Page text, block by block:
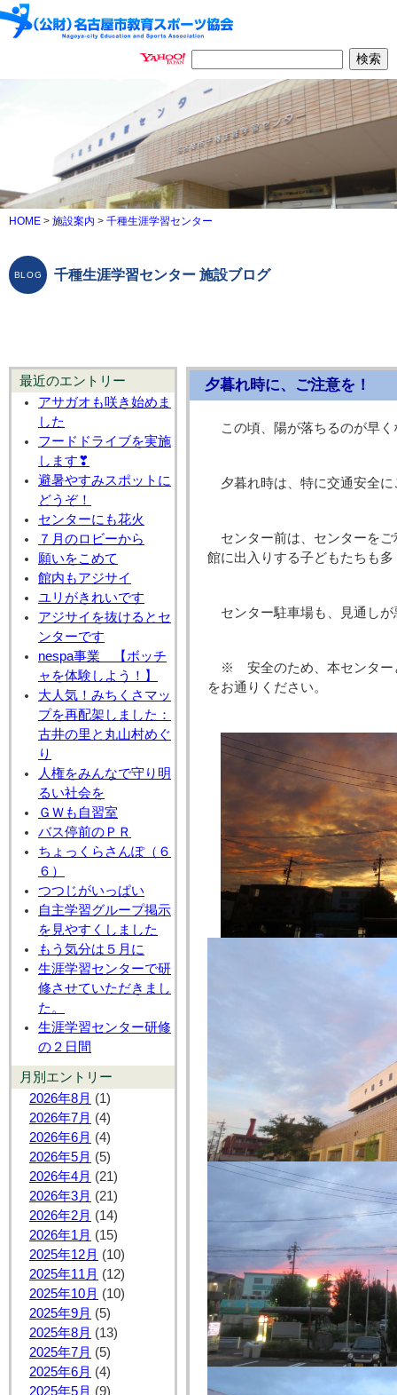
HOME > 施設案内 > 千種生涯学習センター
千種生涯学習センター 施設ブログ
最近のエントリー
アサガオも咲き始めま
した
フードドライブを実施
します❣
避暑やすみスポットに
どうぞ！
センターにも花火
７月のロビーから
願いをこめて
館内もアジサイ
ユリがきれいです
アジサイを抜けるとセ
ンターです
nespa事業 【ボッチ
ャを体験しよう！】
大人気！みちくさマッ
プを再配架しました：
古井の里と丸山村めぐ
り
人権をみんなで守り明
るい社会を
ＧＷも自習室
バス停前のＰＲ
ちょっくらさんぽ（６
６）
つつじがいっぱい
自主学習グループ掲示
を見やすくしました
もう気分は５月に
生涯学習センターで研
修させていただきまし
た。
生涯学習センター研修
の２日間
月別エントリー
2026年8月 (1)
2026年7月 (4)
2026年6月 (4)
2026年5月 (5)
2026年4月 (21)
2026年3月 (21)
2026年2月 (14)
2026年1月 (15)
2025年12月 (10)
2025年11月 (12)
2025年10月 (10)
2025年9月 (5)
2025年8月 (13)
2025年7月 (5)
2025年6月 (4)
2025年5月 (9)
夕暮れ時に、ご注意を！
この頃、陽が落ちるのが早
夕暮れ時は、特に交通安全
センター前は、センターを
館に出入りする子どもたちも
センター駐車場も、見通し
※ 安全のため、本センター
をお通りください。